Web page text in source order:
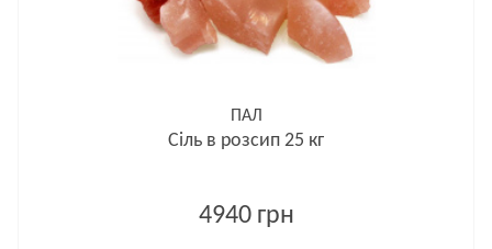
ПАЛ
Сіль в розсип 25 кг
4940 грн